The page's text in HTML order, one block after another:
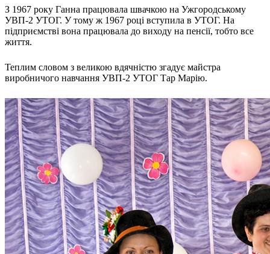
Миколаївська область
Одеська область
Полтавська область
Тернопільська область
Херсонська область
Хмельницька область
Черкаська область
Чернівецька область
Чернігівська область
Особи відповідальні за контактування з
питань укладення договорів
Вивчаємо жестову мову
Дитяча сторінка
Новини про жестову мову
Ресурс для вивчення жестових мов різних країн
З 1967 року Ганна працювала швачкою на Ужгородському
УВП-2 УТОГ. У тому ж 1967 році вступила в УТОГ. На
підприємстві вона працювала до виходу на пенсії, тобто все
життя.
Теплим словом з великою вдячністю згадує майстра
виробничого навчання УВП-2 УТОГ Тар Марію.